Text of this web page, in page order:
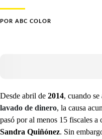
POR ABC COLOR
Desde abril de 2014, cuando se
lavado de dinero, la causa
pasó por al menos 15 fiscales a
Sandra Quiñónez. Sin